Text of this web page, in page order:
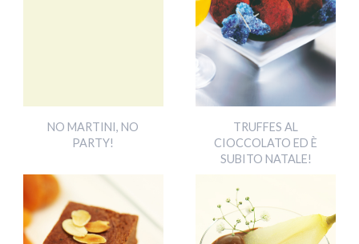
NO MARTINI, NO
PARTY!
TRUFFES AL
CIOCCOLATO ED È
SUBITO NATALE!